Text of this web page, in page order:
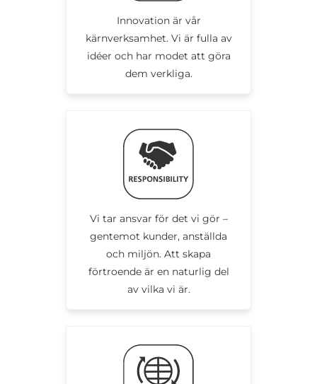
Innovation är vår
kärnverksamhet. Vi är fulla av
idéer och har modet att göra
dem verkliga.
Vi tar ansvar för det vi gör –
gentemot kunder, anställda
och miljön. Att skapa
förtroende är en naturlig del
av vilka vi är.